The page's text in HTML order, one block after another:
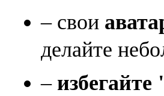
– свои
делайте
–